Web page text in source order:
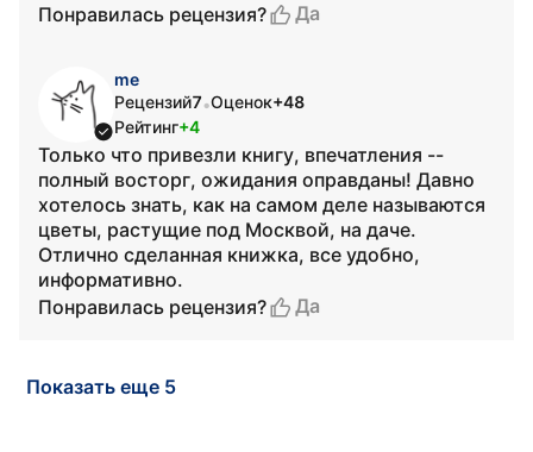
Понравилась рецензия?
Да
me
Рецензий7•Оценок+48
Рейтинг+4
Только что привезли книгу, впечатления --
полный восторг, ожидания оправданы! Давно
хотелось знать, как на самом деле называются
цветы, растущие под Москвой, на даче.
Отлично сделанная книжка, все удобно,
информативно.
Понравилась рецензия?
Да
Показать еще 5